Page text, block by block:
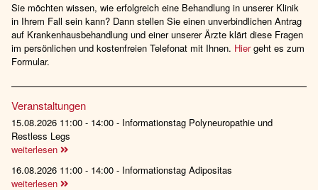
Sie möchten wissen, wie erfolgreich eine Behandlung in unserer Klinik
in Ihrem Fall sein kann? Dann stellen Sie einen unverbindlichen Antrag
auf Krankenhausbehandlung und einer unserer Ärzte klärt diese Fragen
im persönlichen und kostenfreien Telefonat mit Ihnen. Hiergeht es zum
Formular.
Veranstaltungen
15.08.2026 11:00 - 14:00 - Informationstag Polyneuropathie und
Restless Legs
weiterlesen
16.08.2026 11:00 - 14:00 - Informationstag Adipositas
weiterlesen